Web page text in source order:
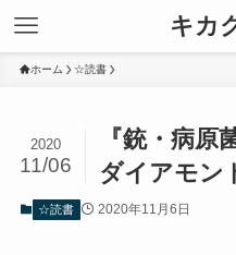
キカ
ホーム ☆読書
『銃・病
ダイアモン
2020
11/06
☆読書 2020年11月6日